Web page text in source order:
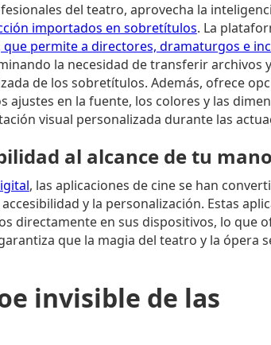
del teatro, aprovecha la
importados en sobretítulos. La
permite a directores, dramaturgos e
la necesidad de transferir archivos
de los sobretítulos. Además, ofrece
en la fuente, los colores y las
visual personalizada durante las
al alcance de tu mano
, las aplicaciones de cine se han
y la personalización. Estas
directamente en sus dispositivos, lo que
que la magia del teatro y la ópera
invisible de las